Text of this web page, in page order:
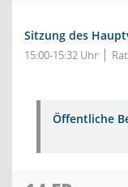
Sitzung des
15:00-15:32 Uhr
Öffentliche